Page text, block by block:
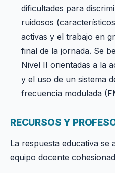
dificultades para
ruidosos
activas y el trabajo en
final de la jornada. Se
Nivel II orientadas a la
y el uso de un sistema
frecuencia modulada
RECURSOS Y
La respuesta educativa se
equipo docente